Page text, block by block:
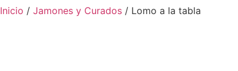
Inicio / Jamones y Curados / Lomo a la tabla